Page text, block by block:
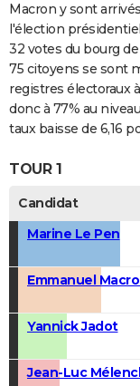
Macron y sont
l'élection
32 votes du bourg de
75 citoyens se sont
registres électoraux
donc à 77% au
taux baisse de 6,16
TOUR 1
Candidat
Marine Le Pen
Emmanuel
Yannick Jadot
Jean-Luc